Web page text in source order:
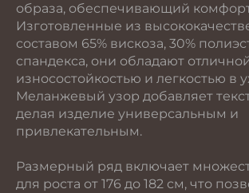
образа, обеспечивающий
Изготовленные из
составом 65% вискоза, 30%
спандекса, они обладают
износостойкостью и легкостью в
Меланжевый узор добавляет
делая изделие универсальным и
привлекательным.
Размерный ряд включает
для роста от 176 до 182 см, что